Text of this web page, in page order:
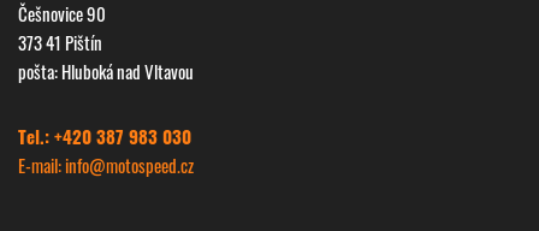
Češnovice 90
373 41 Pištín
pošta: Hluboká nad Vltavou
Tel.: +420 387 983 030
E-mail: info@motospeed.cz